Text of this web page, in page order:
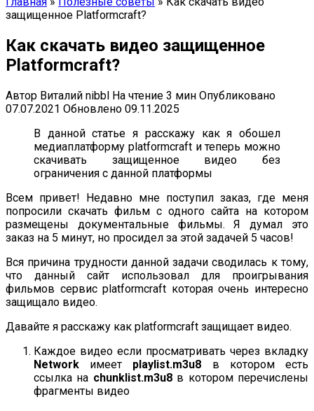
защищенное Platformcraft?
Как скачать видео защищенное
Platformcraft?
Автор Виталий nibbl На чтение 3 мин Опубликовано
07.07.2021 Обновлено 09.11.2025
В данной статье я расскажу как я обошел
медиаплатформу platformcraft и теперь можно
скачивать защищенное видео без
ограничения с данной платформы
Всем привет! Недавно мне поступил заказ, где меня
попросили скачать фильм с одного сайта на котором
размещены документальные фильмы. Я думал это
заказ на 5 минут, но просидел за этой задачей 5 часов!
Вся причина трудности данной задачи сводилась к тому,
что данный сайт использовал для проигрывания
фильмов сервис platformcraft которая очень интересно
защищало видео.
Давайте я расскажу как platformcraft защищает видео.
Каждое видео если просматривать через вкладку
Network имеет playlist.m3u8 в котором есть
ссылка на chunklist.m3u8в котором перечислены
фрагменты видео